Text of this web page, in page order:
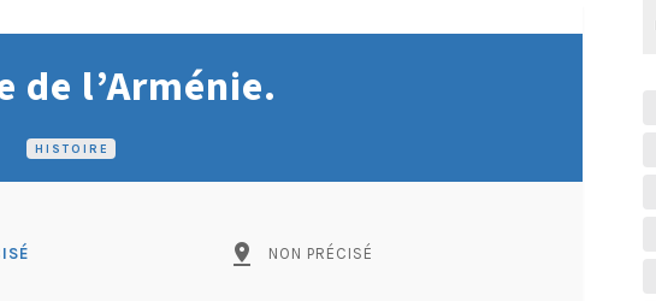
HISTOIRE
de l’Arménie.
pin_drop NON PRÉCISÉ